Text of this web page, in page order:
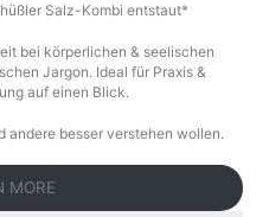
Salz-Kombi entstaut*
bei körperlichen & seelischen
Jargon. Ideal für Praxis &
auf einen Blick.
andere besser verstehen wollen.
MORE